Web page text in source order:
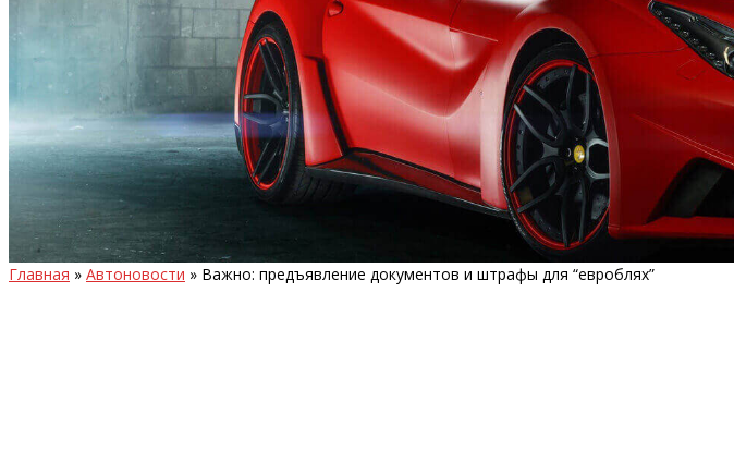
Главная » Автоновости » Важно: предъявление документов и штрафы для “евроблях”